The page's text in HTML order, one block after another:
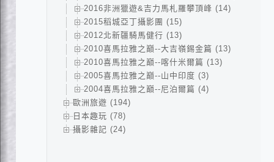
2016非洲獵遊&吉力馬札羅攀頂峰 (14)
2015稻城亞丁攝影團 (15)
2012北新疆騎馬健行 (13)
2010喜馬拉雅之巔--大吉嶺錫金篇 (13)
2010喜馬拉雅之巔--喀什米爾篇 (13)
2005喜馬拉雅之巔--山中印度 (3)
2004喜馬拉雅之巔--尼泊爾篇 (4)
歐洲旅遊 (194)
日本趣玩 (78)
攝影雜記 (24)